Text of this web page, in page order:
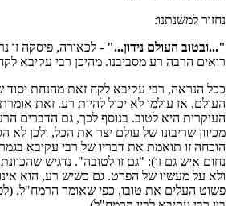
נחזור למשנתנו:
"...ובטוב העולם נידון..." - לכאורה, פיסקה זו
רואים הרבה רע מסביבנו. מהיכן רבי עקיבא
ככל הנראה, רבי עקיבא לקח זאת מהנחת
העולם, אז עולמו לא יכול להיות רע. זאת
העיקרית היא לטוב. בנוסף לכך, גם הדברים
מכיוון שריבונו של עולם יצר את הכל, ולכן לא
הוכחה זו תואמת את דבריו של רבי עקיבא
נחום איש גם זו): "גם זו לטובה". נדגיש
ולא על מעשיו של הפרט. גם כשיש רע, הוא
פשוט העלים את טובו, כפי שאומר הרמח"ל.